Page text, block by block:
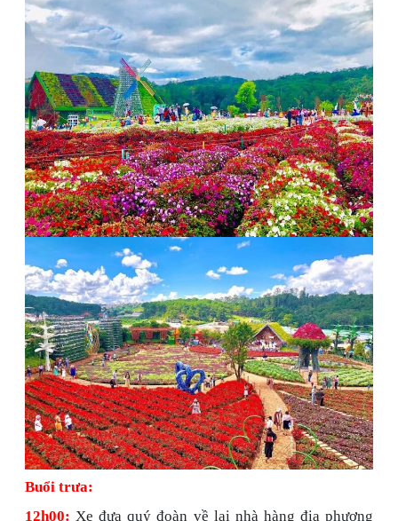
Buổi trưa:
12h00: Xe đưa quý đoàn về lại nhà hàng địa phương